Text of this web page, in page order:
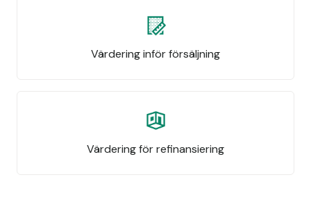
Värdering inför försäljning
Värdering för refinansiering